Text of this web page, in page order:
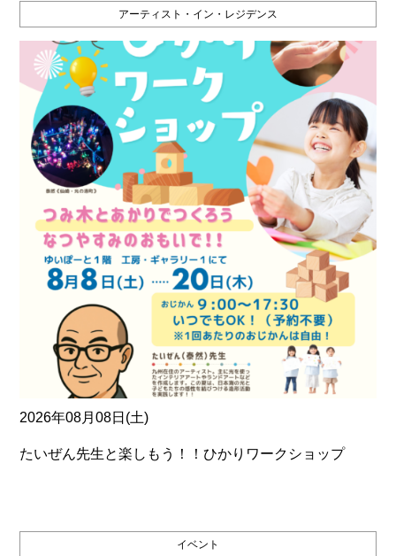
アーティスト・イン・レジデンス
2026年08月08日(土)
たいぜん先生と楽しもう！！ひかりワークショップ
イベント